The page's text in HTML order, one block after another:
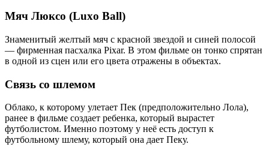
Мяч Люксо (Luxo Ball)
Знаменитый желтый мяч с красной звездой и синей полосой
— фирменная пасхалка Pixar. В этом фильме он тонко спрятан
в одной из сцен или его цвета отражены в объектах.
Связь со шлемом
Облако, к которому улетает Пек (предположительно Лола),
ранее в фильме создает ребенка, который вырастет
футболистом. Именно поэтому у неё есть доступ к
футбольному шлему, который она дает Пеку.